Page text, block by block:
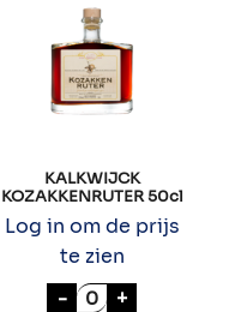
KALKWIJCK
KOZAKKENRUTER 50cl
Log in om de prijs
te zien
- KALKWIJCK
+